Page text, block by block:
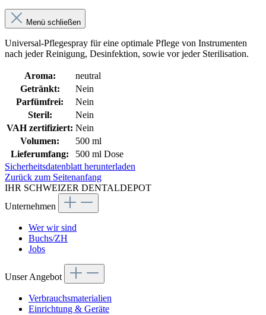
Menü schließen
Universal-Pflegespray für eine optimale Pflege von Instrumenten
nach jeder Reinigung, Desinfektion, sowie vor jeder Sterilisation.
Aroma:
neutral
Getränkt:
Nein
Parfümfrei:
Nein
Steril:
Nein
VAH zertifiziert: Nein
Volumen:
500 ml
Lieferumfang:
500 ml Dose
Sicherheitsdatenblatt herunterladen
Zurück zum Seitenanfang
IHR SCHWEIZER DENTALDEPOT
Unternehmen
Wer wir sind
Buchs/ZH
Jobs
Unser Angebot
Verbrauchsmaterialien
Einrichtung & Geräte